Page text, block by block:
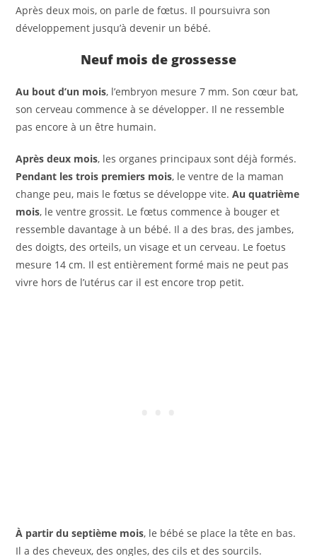
Après deux mois, on parle de fœtus. Il poursuivra son
développement jusqu’à devenir un bébé.
Neuf mois de grossesse
Au bout d’un mois, l’embryon mesure 7 mm. Son cœur bat,
son cerveau commence à se développer. Il ne ressemble
pas encore à un être humain.
Après deux mois, les organes principaux sont déjà formés.
Pendant les trois premiers mois, le ventre de la maman
change peu, mais le fœtus se développe vite.Au quatrième
mois, le ventre grossit. Le fœtus commence à bouger et
ressemble davantage à un bébé. Il a des bras, des jambes,
des doigts, des orteils, un visage et un cerveau. Le foetus
mesure 14 cm. Il est entièrement formé mais ne peut pas
vivre hors de l’utérus car il est encore trop petit.
À partir du septième mois, le bébé se place la tête en bas.
Il a des cheveux, des ongles, des cils et des sourcils.